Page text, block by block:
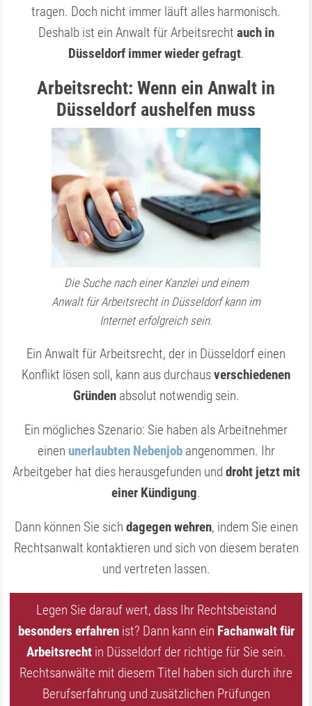
tragen. Doch nicht immer läuft alles harmonisch.
Deshalb ist ein Anwalt für Arbeitsrecht auch in
Düsseldorf immer wieder gefragt.
Arbeitsrecht: Wenn ein Anwalt in
Düsseldorf aushelfen muss
Die Suche nach einer Kanzlei und einem
Anwalt für Arbeitsrecht in Düsseldorf kann im
Internet erfolgreich sein.
Ein Anwalt für Arbeitsrecht, der in Düsseldorf einen
Konflikt lösen soll, kann aus durchausverschiedenen
Gründenabsolut notwendig sein.
Ein mögliches Szenario: Sie haben als Arbeitnehmer
einen unerlaubten Nebenjobangenommen. Ihr
Arbeitgeber hat dies herausgefunden und droht jetzt mit
einer Kündigung.
Dann können Sie sich dagegen wehren, indem Sie einen
Rechtsanwalt kontaktieren und sich von diesem beraten
und vertreten lassen.
Legen Sie darauf wert, dass Ihr Rechtsbeistand
besonders erfahrenist? Dann kann ein Fachanwalt für
Arbeitsrechtin Düsseldorf der richtige für Sie sein.
Rechtsanwälte mit diesem Titel haben sich durch ihre
Berufserfahrung und zusätzlichen Prüfungen